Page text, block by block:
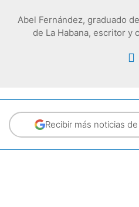
Abel Fernández, graduado
de La Habana, escritor y
Recibir más noticias